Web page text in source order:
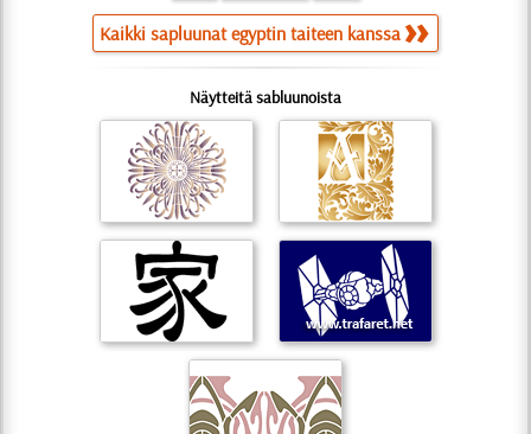
Kaikki sapluunat egyptin taiteen kanssa
Näytteitä sabluunoista